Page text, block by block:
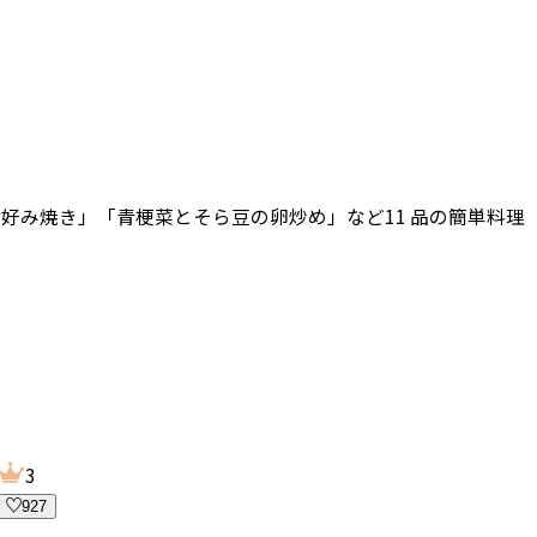
み焼き」「青梗菜とそら豆の卵炒め」など11 品の簡単料理
3
927